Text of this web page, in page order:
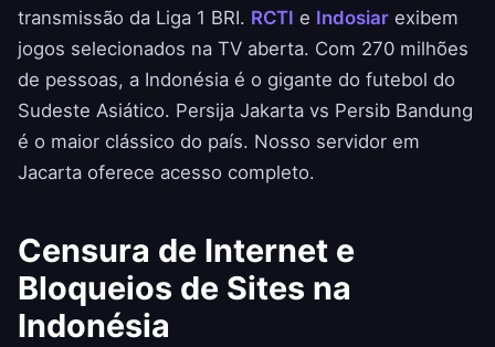
transmissão da Liga 1 BRI. RCTI e Indosiar exibem
jogos selecionados na TV aberta. Com 270 milhões
de pessoas, a Indonésia é o gigante do futebol do
Sudeste Asiático. Persija Jakarta vs Persib Bandung
é o maior clássico do país. Nosso servidor em
Jacarta oferece acesso completo.
Censura de Internet e
Bloqueios de Sites na
Indonésia